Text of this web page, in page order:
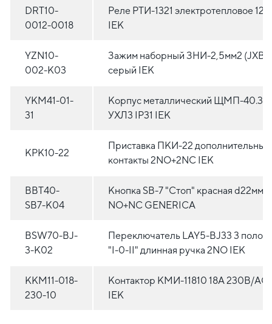
DRT10-
0012-0018
Реле РТИ-1321 электротепловое 12-
IEK
YZN10-
002-K03
Зажим наборный ЗНИ-2,5мм2
серый IEK
YKM41-01-
31
Корпус металлический ЩМП-
УХЛ3 IP31 IEK
KPK10-22
Приставка ПКИ-22 дополнительные
контакты 2NO+2NC IEK
BBT40-
SB7-K04
Кнопка SВ-7 "Стоп" красная d22мм/
NO+NC GENERICA
BSW70-BJ-
3-K02
Переключатель LAY5-BJ33 3
"I-0-II" длинная ручка 2NO IEK
KKM11-018-
230-10
Контактор КМИ-11810 18А 230В/
IEK